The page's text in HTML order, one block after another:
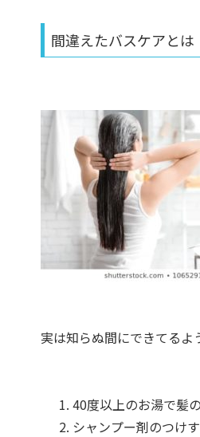
間違えたバスケアとは
実は知らぬ間にできてるよ
40度以上のお湯で髪
シャンプー剤のつけ